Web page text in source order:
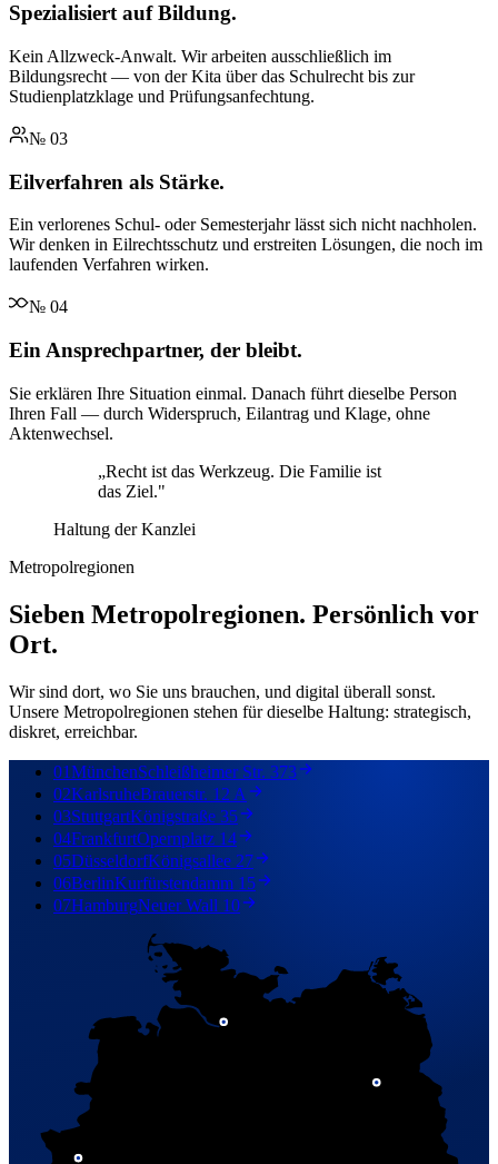
Spezialisiert auf Bildung.
Kein Allzweck-Anwalt. Wir arbeiten ausschließlich im
Bildungsrecht — von der Kita über das Schulrecht bis zur
Studienplatzklage und Prüfungsanfechtung.
№ 03
Eilverfahren als Stärke.
Ein verlorenes Schul- oder Semesterjahr lässt sich nicht nachholen.
Wir denken in Eilrechtsschutz und erstreiten Lösungen, die noch im
laufenden Verfahren wirken.
№ 04
Ein Ansprechpartner, der bleibt.
Sie erklären Ihre Situation einmal. Danach führt dieselbe Person
Ihren Fall — durch Widerspruch, Eilantrag und Klage, ohne
Aktenwechsel.
„Recht ist das Werkzeug. Die Familie ist
das Ziel."
Haltung der Kanzlei
Metropolregionen
Sieben Metropolregionen. Persönlich vor
Ort.
Wir sind dort, wo Sie uns brauchen, und digital überall sonst.
Unsere Metropolregionen stehen für dieselbe Haltung: strategisch,
diskret, erreichbar.
01MünchenSchleißheimer Str. 373
02KarlsruheBrauerstr. 12 A
03StuttgartKönigstraße 35
04FrankfurtOpernplatz 14
05DüsseldorfKönigsallee 27
06BerlinKurfürstendamm 15
07HamburgNeuer Wall 10